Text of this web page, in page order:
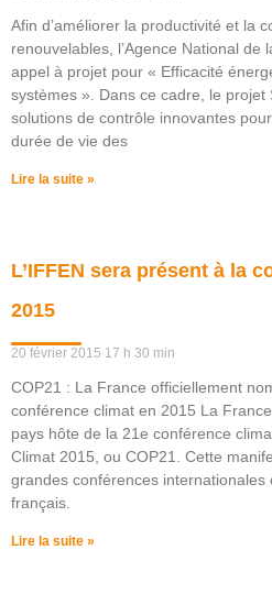
Afin d’améliorer la productivité et la
renouvelables, l’Agence National de
appel à projet pour « Efficacité
systèmes ». Dans ce cadre, le projet
solutions de contrôle innovantes
durée de vie des
Lire la suite »
L’IFFEN sera présent à la
2015
20 février 2015 17 h 30 min
COP21 : La France officiellement
conférence climat en 2015 La
pays hôte de la 21e conférence
Climat 2015, ou COP21. Cette
grandes conférences
français.
Lire la suite »